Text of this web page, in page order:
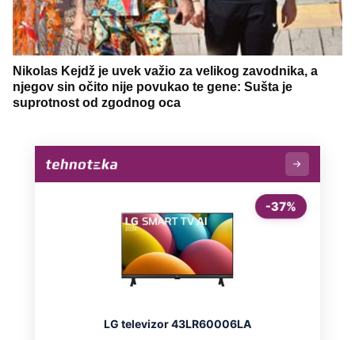
Nikolas Kejdž je uvek važio za velikog zavodnika, a
njegov sin očito nije povukao te gene: Sušta je
suprotnost od zgodnog oca